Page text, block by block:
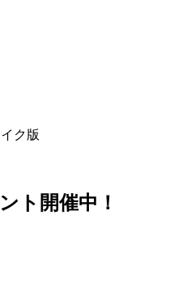
ク版
ト開催中！